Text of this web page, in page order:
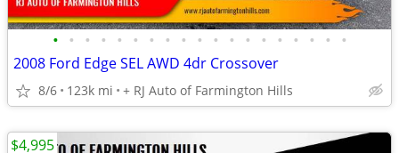
• • • • • • • • • • • • • • • • • • •
2008 Ford Edge SEL AWD 4dr Crossover
8/6 123k mi + RJ Auto of Farmington Hills
$4,995